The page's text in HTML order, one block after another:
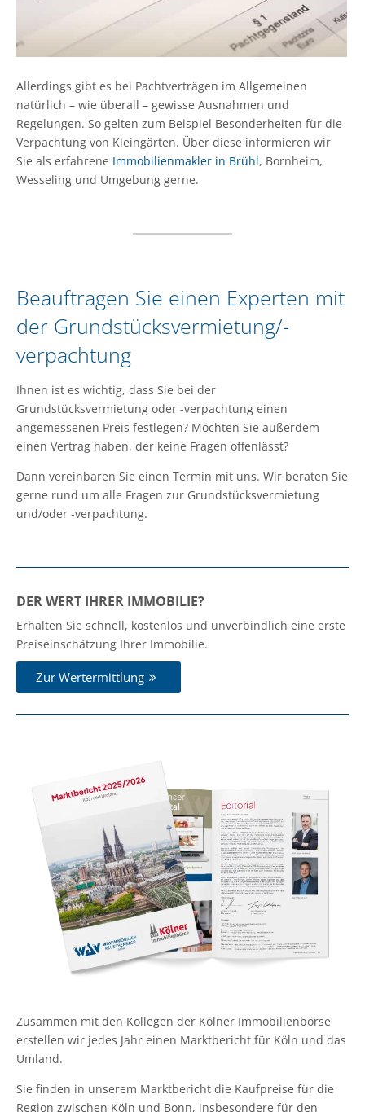
Allerdings gibt es bei Pachtverträgen im Allgemeinen
natürlich – wie überall – gewisse Ausnahmen und
Regelungen. So gelten zum Beispiel Besonderheiten für die
Verpachtung von Kleingärten. Über diese informieren wir
Sie als erfahrene Immobilienmakler in Brühl, Bornheim,
Wesseling und Umgebung gerne.
Beauftragen Sie einen Experten mit
der Grundstücksvermietung/-
verpachtung
Ihnen ist es wichtig, dass Sie bei der
Grundstücksvermietung oder -verpachtung einen
angemessenen Preis festlegen? Möchten Sie außerdem
einen Vertrag haben, der keine Fragen offenlässt?
Dann vereinbaren Sie einen Termin mit uns. Wir beraten Sie
gerne rund um alle Fragen zur Grundstücksvermietung
und/oder -verpachtung.
DER WERT IHRER IMMOBILIE?
Erhalten Sie schnell, kostenlos und unverbindlich eine erste
Preiseinschätzung Ihrer Immobilie.
Zur Wertermittlung
Zusammen mit den Kollegen der Kölner Immobilienbörse
erstellen wir jedes Jahr einen Marktbericht für Köln und das
Umland.
Sie finden in unserem Marktbericht die Kaufpreise für die
Region zwischen Köln und Bonn, insbesondere für den